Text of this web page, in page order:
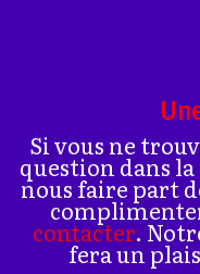
Si vous ne
question dans la
nous faire part
contacter.
fera un